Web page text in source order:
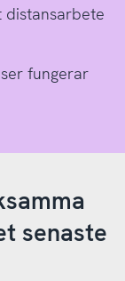
distansarbete
fungerar
senaste